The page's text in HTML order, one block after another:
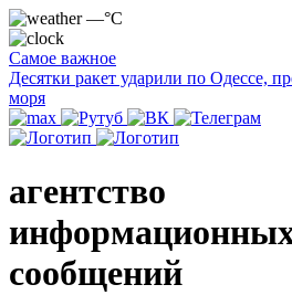
—°C
Самое важное
Десятки ракет ударили по Одессе,
моря
агентство
сообщений